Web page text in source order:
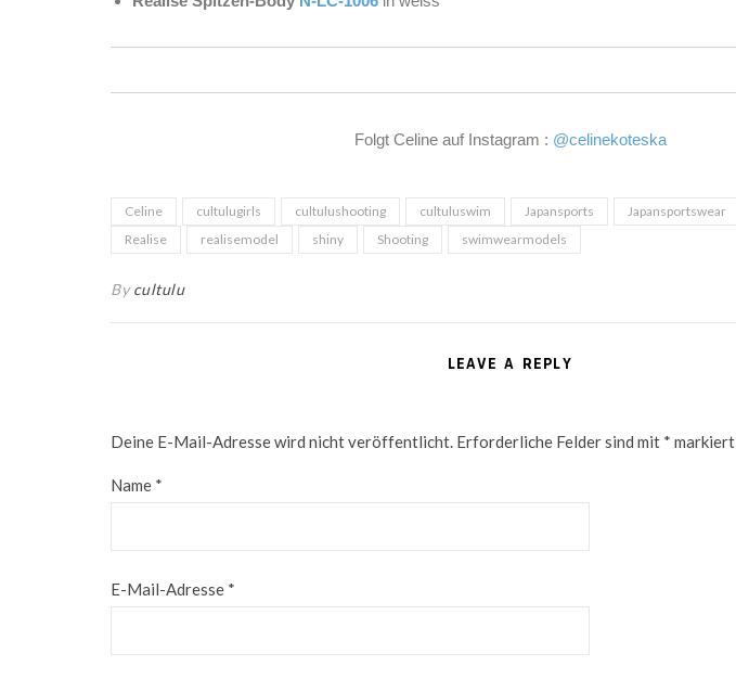
Folgt Celine auf Instagram : @celinekoteska
Celine cultulugirls cultulushooting cultuluswim Japansports Japansportswear
Realise
realisemodel shiny Shooting swimwearmodels
Bycultulu
LEAVE A REPLY
Deine E-Mail-Adresse wird nicht veröffentlicht. Erforderliche Felder sind mit * markiert
Name *
E-Mail-Adresse *